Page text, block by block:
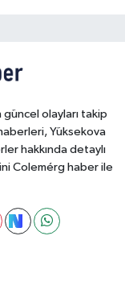
olayları takip
Yüksekova
hakkında detaylı
Colemérg haber ile